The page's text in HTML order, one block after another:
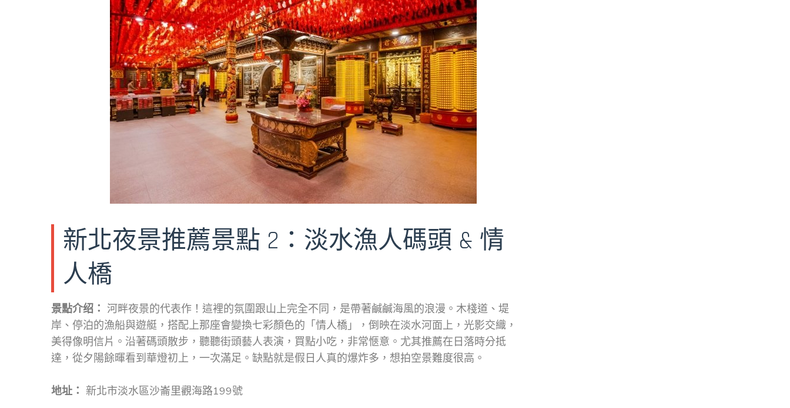
新北夜景推薦景點 2：淡水漁人碼頭 & 情
人橋
景點介绍： 河畔夜景的代表作！這裡的氛圍跟山上完全不同，是帶著鹹鹹海風的浪漫。木棧道、堤
岸、停泊的漁船與遊艇，搭配上那座會變換七彩顏色的「情人橋」，倒映在淡水河面上，光影交織，
美得像明信片。沿著碼頭散步，聽聽街頭藝人表演，買點小吃，非常愜意。尤其推薦在日落時分抵
達，從夕陽餘暉看到華燈初上，一次滿足。缺點就是假日人真的爆炸多，想拍空景難度很高。
地址： 新北市淡水區沙崙里觀海路199號